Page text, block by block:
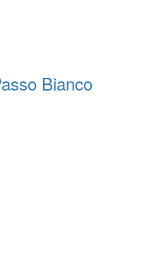
Bianco